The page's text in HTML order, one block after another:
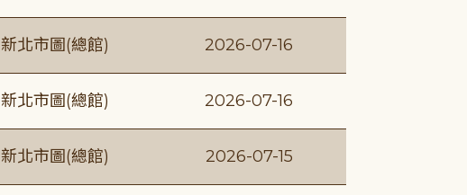
新北市圖(總館) 2026-07-16
新北市圖(總館) 2026-07-16
新北市圖(總館) 2026-07-15